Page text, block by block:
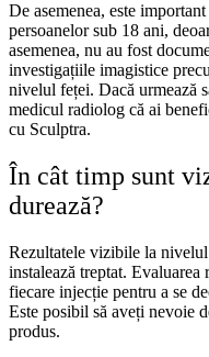
De asemenea, este
persoanelor sub 18 ani,
asemenea, nu au fost
investigațiile imagistice
nivelul feței. Dacă urmează
medicul radiolog că ai
cu Sculptra.
În cât timp sunt
durează?
Rezultatele vizibile la
instalează treptat. Evaluarea
fiecare injecție pentru a se
Este posibil să aveți nevoie
produs.